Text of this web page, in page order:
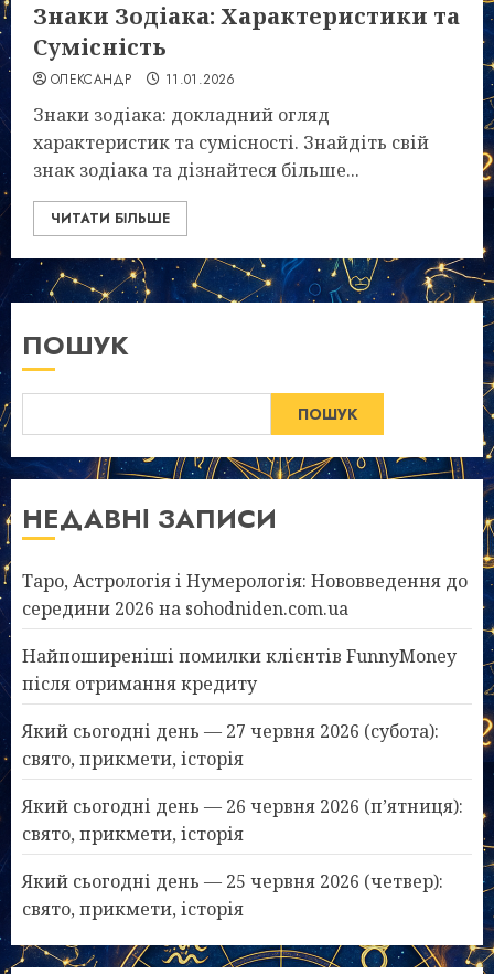
Знаки Зодіака: Характеристики та
Сумісність
ОЛЕКСАНДР 11.01.2026
Знаки зодіака: докладний огляд
характеристик та сумісності. Знайдіть свій
знак зодіака та дізнайтеся більше...
ЧИТАТИ БІЛЬШЕ
ПОШУК
ПОШУК
НЕДАВНІ ЗАПИСИ
Таро, Астрологія і Нумерологія: Нововведення до
середини 2026 на sohodniden.com.ua
Найпоширеніші помилки клієнтів FunnyMoney
після отримання кредиту
Який сьогодні день — 27 червня 2026 (субота):
свято, прикмети, історія
Який сьогодні день — 26 червня 2026 (п’ятниця):
свято, прикмети, історія
Який сьогодні день — 25 червня 2026 (четвер):
свято, прикмети, історія